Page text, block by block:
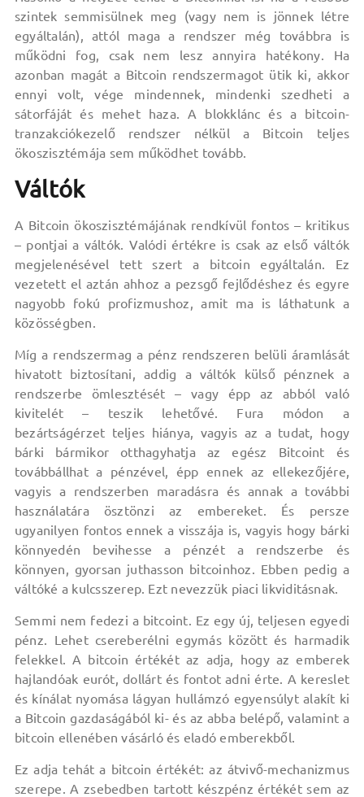
szintek semmisülnek meg (vagy nem is jönnek létre
egyáltalán), attól maga a rendszer még továbbra is
működni fog, csak nem lesz annyira hatékony. Ha
azonban magát a Bitcoin rendszermagot ütik ki, akkor
ennyi volt, vége mindennek, mindenki szedheti a
sátorfáját és mehet haza. A blokklánc és a bitcoin-
tranzakciókezelő rendszer nélkül a Bitcoin teljes
ökoszisztémája sem működhet tovább.
Váltók
A Bitcoin ökoszisztémájának rendkívül fontos – kritikus
– pontjai a váltók. Valódi értékre is csak az első váltók
megjelenésével tett szert a bitcoin egyáltalán. Ez
vezetett el aztán ahhoz a pezsgő fejlődéshez és egyre
nagyobb fokú profizmushoz, amit ma is láthatunk a
közösségben.
Míg a rendszermag a pénz rendszeren belüli áramlását
hivatott biztosítani, addig a váltók külső pénznek a
rendszerbe ömlesztését – vagy épp az abból való
kivitelét – teszik lehetővé. Fura módon a
bezártságérzet teljes hiánya, vagyis az a tudat, hogy
bárki bármikor otthagyhatja az egész Bitcoint és
továbbállhat a pénzével, épp ennek az ellekezőjére,
vagyis a rendszerben maradásra és annak a további
használatára ösztönzi az embereket. És persze
ugyanilyen fontos ennek a visszája is, vagyis hogy bárki
könnyedén bevihesse a pénzét a rendszerbe és
könnyen, gyorsan juthasson bitcoinhoz. Ebben pedig a
váltóké a kulcsszerep. Ezt nevezzük piaci likviditásnak.
Semmi nem fedezi a bitcoint. Ez egy új, teljesen egyedi
pénz. Lehet csereberélni egymás között és harmadik
felekkel. A bitcoin értékét az adja, hogy az emberek
hajlandóak eurót, dollárt és fontot adni érte. A kereslet
és kínálat nyomása lágyan hullámzó egyensúlyt alakít ki
a Bitcoin gazdaságából ki- és az abba belépő, valamint a
bitcoin ellenében vásárló és eladó emberekből.
Ez adja tehát a bitcoin értékét: az átvivő-mechanizmus
szerepe. A zsebedben tartott készpénz értékét sem az